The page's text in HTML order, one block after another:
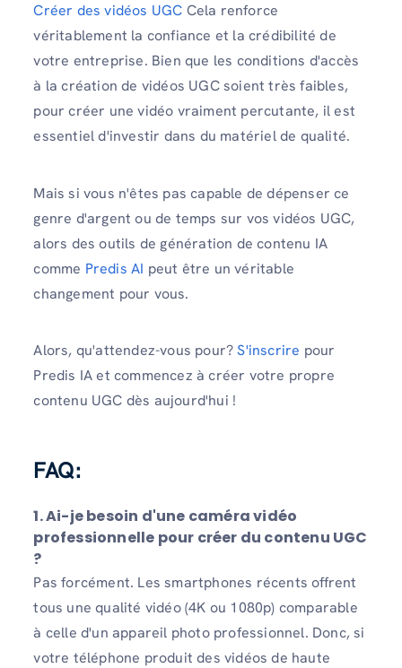
Créer des vidéos UGC Cela renforce
véritablement la confiance et la crédibilité de
votre entreprise. Bien que les conditions d'accès
à la création de vidéos UGC soient très faibles,
pour créer une vidéo vraiment percutante, il est
essentiel d'investir dans du matériel de qualité.
Mais si vous n'êtes pas capable de dépenser ce
genre d'argent ou de temps sur vos vidéos UGC,
alors des outils de génération de contenu IA
comme Predis AI peut être un véritable
changement pour vous.
Alors, qu'attendez-vous pour?S'inscrire pour
Predis IA et commencez à créer votre propre
contenu UGC dès aujourd'hui !
FAQ:
1. Ai-je besoin d'une caméra vidéo
professionnelle pour créer du contenu UGC
?
Pas forcément. Les smartphones récents offrent
tous une qualité vidéo (4K ou 1080p) comparable
à celle d'un appareil photo professionnel. Donc, si
votre téléphone produit des vidéos de haute